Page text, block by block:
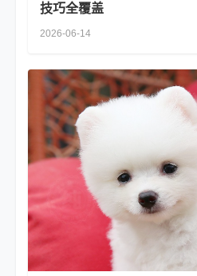
技巧全覆盖
2026-06-14